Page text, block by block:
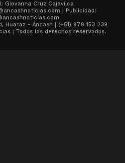
Giovanna Cruz Cajavilca
| Publicidad:
Huaraz - Áncash | (+51) 979 153 239
| Todos los derechos reservados.